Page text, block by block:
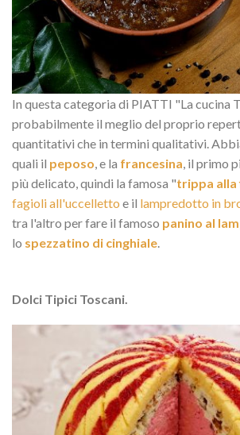
In questa categoria di PIATTI "La cucina
probabilmente il meglio del proprio
quantitativi che in termini qualitativi.
quali il peposo, e la francesina, il primo
più delicato, quindi la famosa "trippa
fagioli all'uccelletto e il lampredotto in
tra l'altro per fare il famoso panino al
lo spezzatino di cinghiale.
Dolci Tipici Toscani.